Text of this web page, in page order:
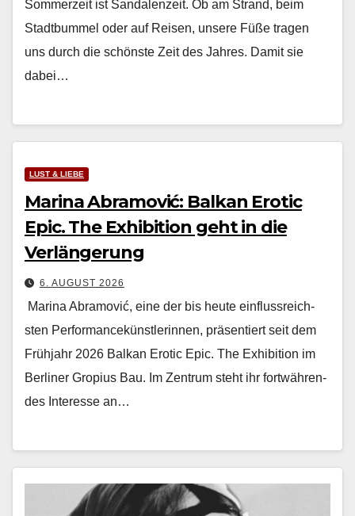
Som­merzeit ist San­dalen­zeit. Ob am Strand, beim
Stadt­bum­mel oder auf Reisen, unsere Füße tra­gen
uns durch die schön­ste Zeit des Jahres. Damit sie
dabei…
LUST & LIEBE
Marina Abramović: Balkan Erotic
Epic. The Exhibition geht in die
Verlängerung
6. AUGUST 2026
Mari­na Abramović, eine der bis heute ein­flussre­ich­
sten Per­for­mancekün­st­lerin­nen, präsen­tiert seit dem
Früh­jahr 2026 Balkan Erot­ic Epic. The Exhi­bi­tion im
Berlin­er Gropius Bau. Im Zen­trum ste­ht ihr fortwähren­
des Inter­esse an…